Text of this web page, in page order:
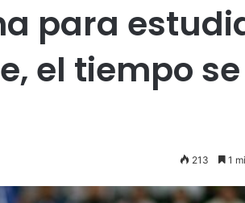
para
el tiempo se
213 1